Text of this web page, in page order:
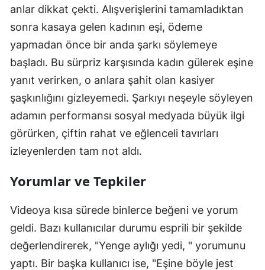
İstanbul
İzmir
Kars
Kastamonu
Kayseri
Kırklareli
Kırşehir
Kocaeli
Konya
Kütahya
Malatya
anlar dikkat çekti. Alışverişlerini tamamladıktan
sonra kasaya gelen kadının eşi, ödeme
yapmadan önce bir anda şarkı söylemeye
başladı. Bu sürpriz karşısında kadın gülerek eşine
yanıt verirken, o anlara şahit olan kasiyer
şaşkınlığını gizleyemedi. Şarkıyı neşeyle söyleyen
adamın performansı sosyal medyada büyük ilgi
görürken, çiftin rahat ve eğlenceli tavırları
izleyenlerden tam not aldı.
Yorumlar ve Tepkiler
Videoya kısa sürede binlerce beğeni ve yorum
geldi. Bazı kullanıcılar durumu esprili bir şekilde
değerlendirerek, "Yenge aylığı yedi, " yorumunu
yaptı. Bir başka kullanıcı ise, "Eşine böyle jest